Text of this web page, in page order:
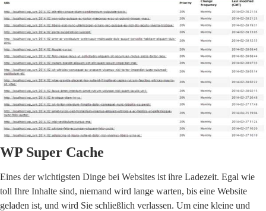
WP Super Cache
Eines der wichtigsten Dinge bei Websites ist ihre Ladezeit. Egal wie
toll Ihre Inhalte sind, niemand wird lange warten, bis eine Website
geladen ist, und wird Sie schließlich verlassen. Um eine kleine und